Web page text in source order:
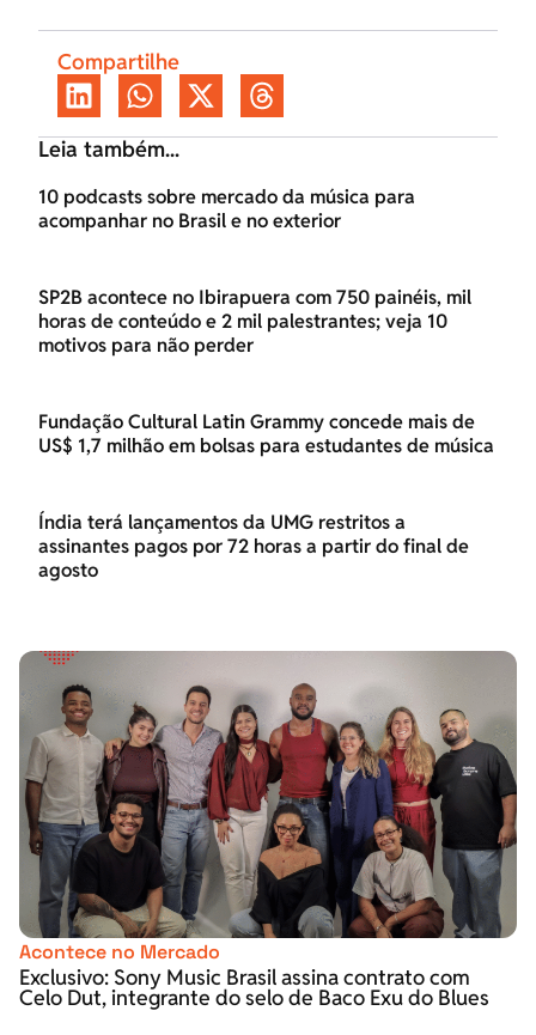
Compartilhe
Leia também...
10 podcasts sobre mercado da música para
acompanhar no Brasil e no exterior
SP2B acontece no Ibirapuera com 750 painéis, mil
horas de conteúdo e 2 mil palestrantes; veja 10
motivos para não perder
Fundação Cultural Latin Grammy concede mais de
US$ 1,7 milhão em bolsas para estudantes de música
Índia terá lançamentos da UMG restritos a
assinantes pagos por 72 horas a partir do final de
agosto
Acontece no Mercado
Exclusivo: Sony Music Brasil assina contrato com
Celo Dut, integrante do selo de Baco Exu do Blues